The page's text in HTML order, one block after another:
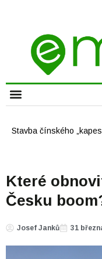
Offshore větrné
Které
Česku
Josef Janků 31